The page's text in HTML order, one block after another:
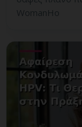
WomanHo